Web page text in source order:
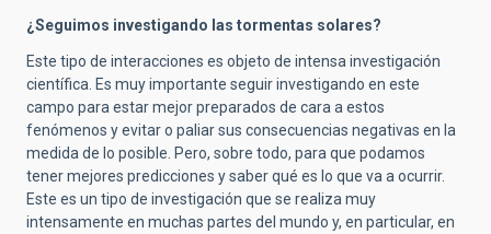
¿Seguimos investigando las tormentas solares?
Este tipo de interacciones es objeto de intensa investigación
científica. Es muy importante seguir investigando en este
campo para estar mejor preparados de cara a estos
fenómenos y evitar o paliar sus consecuencias negativas en la
medida de lo posible. Pero, sobre todo, para que podamos
tener mejores predicciones y saber qué es lo que va a ocurrir.
Este es un tipo de investigación que se realiza muy
intensamente en muchas partes del mundo y, en particular, en